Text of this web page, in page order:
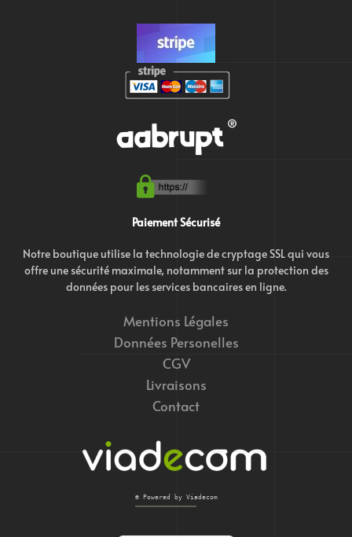
Paiement Sécurisé
Notre boutique utilise la technologie de cryptage SSL qui vous
offre une sécurité maximale, notamment sur la protection des
données pour les services bancaires en ligne.
Mentions Légales
Données Personelles
CGV
Livraisons
Contact
© Powered by Viadecom